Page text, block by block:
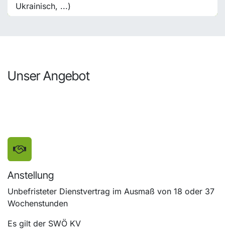
Ukrainisch, ...)
Unser Angebot
Anstellung
Unbefristeter Dienstvertrag im Ausmaß von 18 oder 37
Wochenstunden
Es gilt der SWÖ KV